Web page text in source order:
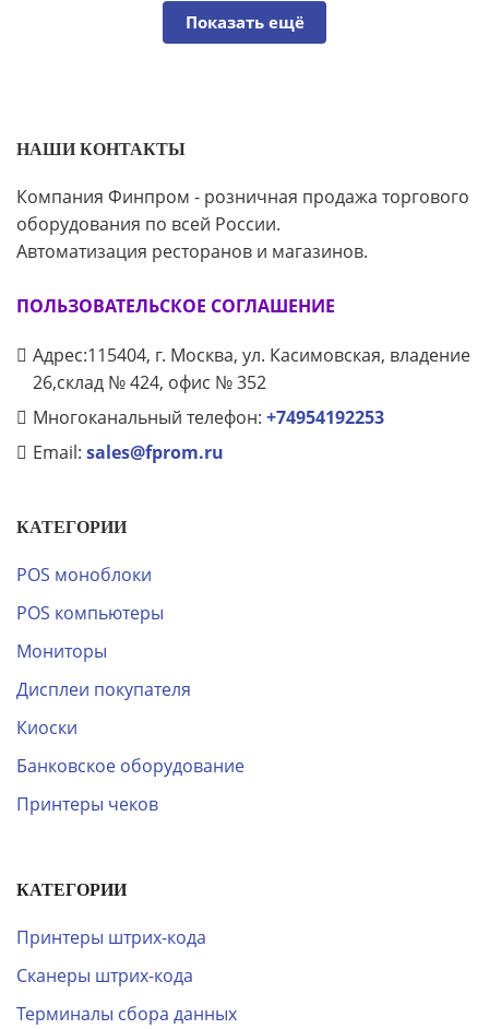
Показать ещё
НАШИ КОНТАКТЫ
Компания Финпром - розничная продажа торгового
оборудования по всей России.
Автоматизация ресторанов и магазинов.
ПОЛЬЗОВАТЕЛЬСКОЕ СОГЛАШЕНИЕ
Адрес:115404, г. Москва, ул. Касимовская, владение
26,склад № 424, офис № 352
Многоканальный телефон: +74954192253
Email: sales@fprom.ru
КАТЕГОРИИ
POS моноблоки
POS компьютеры
Мониторы
Дисплеи покупателя
Киоски
Банковское оборудование
Принтеры чеков
КАТЕГОРИИ
Принтеры штрих-кода
Сканеры штрих-кода
Терминалы сбора данных